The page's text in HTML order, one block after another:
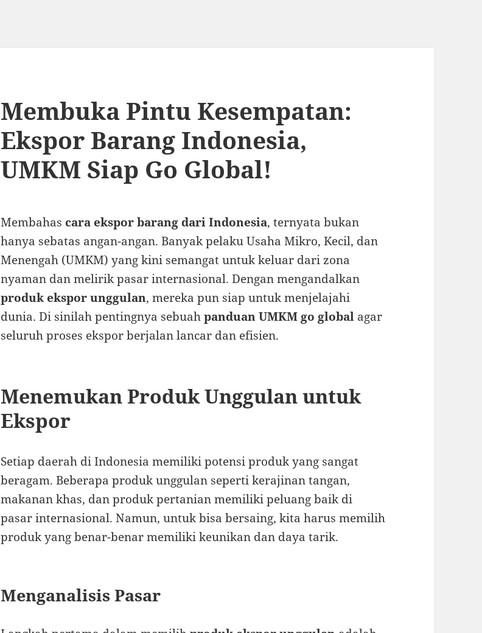
Membuka Pintu Kesempatan:
Ekspor Barang Indonesia,
UMKM Siap Go Global!
Membahas cara ekspor barang dari Indonesia, ternyata bukan
hanya sebatas angan-angan. Banyak pelaku Usaha Mikro, Kecil, dan
Menengah (UMKM) yang kini semangat untuk keluar dari zona
nyaman dan melirik pasar internasional. Dengan mengandalkan
produk ekspor unggulan, mereka pun siap untuk menjelajahi
dunia. Di sinilah pentingnya sebuahpanduan UMKM go global agar
seluruh proses ekspor berjalan lancar dan efisien.
Menemukan Produk Unggulan untuk
Ekspor
Setiap daerah di Indonesia memiliki potensi produk yang sangat
beragam. Beberapa produk unggulan seperti kerajinan tangan,
makanan khas, dan produk pertanian memiliki peluang baik di
pasar internasional. Namun, untuk bisa bersaing, kita harus memilih
produk yang benar-benar memiliki keunikan dan daya tarik.
Menganalisis Pasar